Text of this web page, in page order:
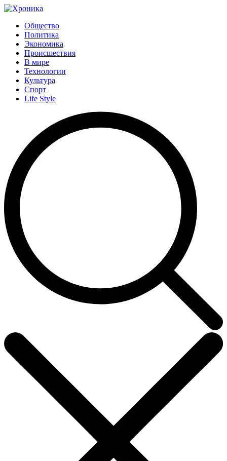
Общество
Политика
Экономика
Происшествия
В мире
Технологии
Культура
Спорт
Life Style